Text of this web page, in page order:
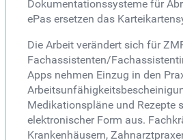
Dokumentationssysteme für
ePas ersetzen das
Die Arbeit verändert sich für
Fachassistenten/
Apps nehmen Einzug in den
Medikationspläne und Rezepte
elektronischer Form aus.
Krankenhäusern,